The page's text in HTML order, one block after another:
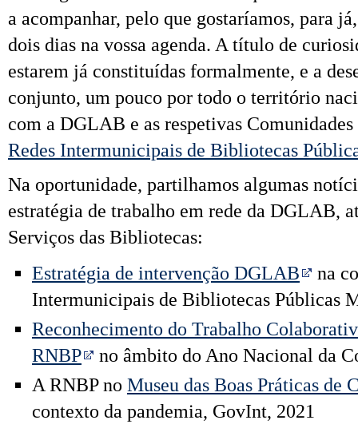
a acompanhar, pelo que gostaríamos, para
dois dias na vossa agenda. A título de
estarem já constituídas formalmente, e a
conjunto, um pouco por todo o território
com a DGLAB e as respetivas
Redes Intermunicipais de Bibliotecas
Na oportunidade, partilhamos algumas
estratégia de trabalho em rede da DGLAB,
Serviços das Bibliotecas:
Estratégia de intervenção DGLAB
na
Intermunicipais de Bibliotecas Públicas
Reconhecimento do Trabalho
RNBP
no âmbito do Ano Nacional da
A RNBP no Museu das Boas Práticas de
contexto da pandemia, GovInt, 2021